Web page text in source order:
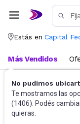
Estás en Capital
No pudimos
Te mostramos las
(1406). Podés
quieras.
Más Vendidos
Autos de juguete y